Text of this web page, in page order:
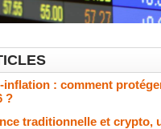
inflation : comment
?
traditionnelle et crypto,